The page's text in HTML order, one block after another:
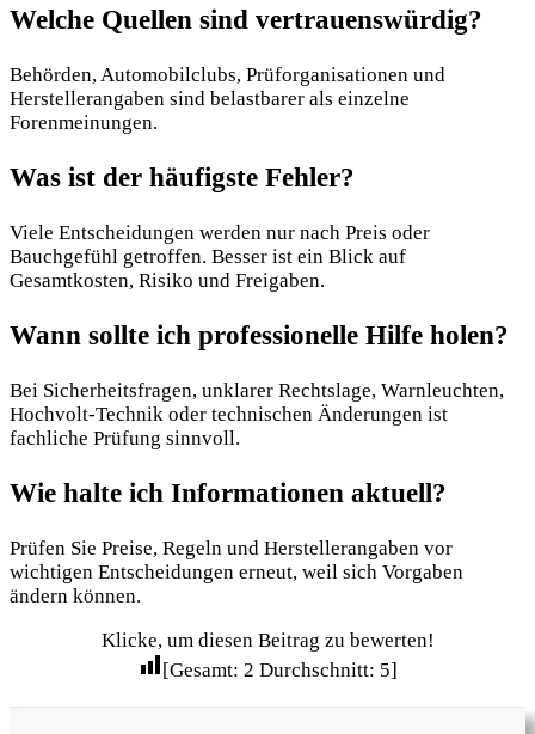
Welche Quellen sind vertrauenswürdig?
Behörden, Automobilclubs, Prüforganisationen und
Herstellerangaben sind belastbarer als einzelne
Forenmeinungen.
Was ist der häufigste Fehler?
Viele Entscheidungen werden nur nach Preis oder
Bauchgefühl getroffen. Besser ist ein Blick auf
Gesamtkosten, Risiko und Freigaben.
Wann sollte ich professionelle Hilfe holen?
Bei Sicherheitsfragen, unklarer Rechtslage, Warnleuchten,
Hochvolt-Technik oder technischen Änderungen ist
fachliche Prüfung sinnvoll.
Wie halte ich Informationen aktuell?
Prüfen Sie Preise, Regeln und Herstellerangaben vor
wichtigen Entscheidungen erneut, weil sich Vorgaben
ändern können.
Klicke, um diesen Beitrag zu bewerten!
[Gesamt: 2 Durchschnitt: 5]